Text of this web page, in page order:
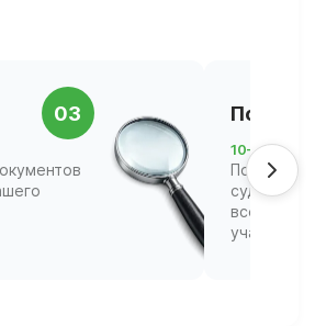
03 Подача
10–21 день
Подаём
суд и
всех